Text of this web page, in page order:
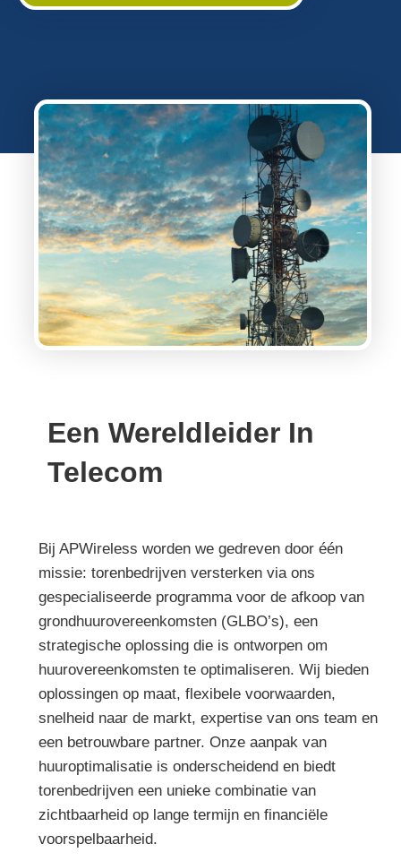
Een Wereldleider In
Telecom
Bij APWireless worden we gedreven door één
missie: torenbedrijven versterken via ons
gespecialiseerde programma voor de afkoop van
grondhuurovereenkomsten (GLBO’s), een
strategische oplossing die is ontworpen om
huurovereenkomsten te optimaliseren. Wij bieden
oplossingen op maat, flexibele voorwaarden,
snelheid naar de markt, expertise van ons team en
een betrouwbare partner. Onze aanpak van
huuroptimalisatie is onderscheidend en biedt
torenbedrijven een unieke combinatie van
zichtbaarheid op lange termijn en financiële
voorspelbaarheid.